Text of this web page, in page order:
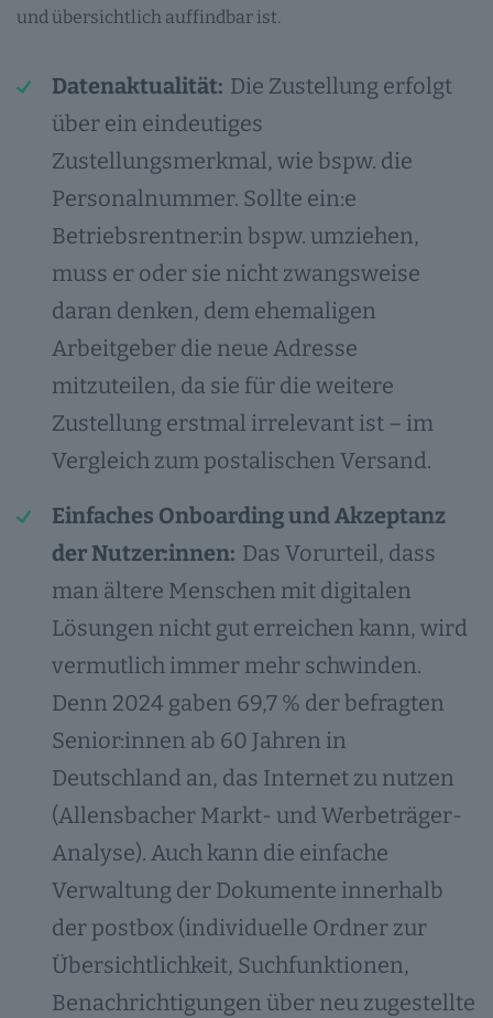
und übersichtlich auffindbar ist.
Datenaktualität: Die Zustellung erfolgt
über ein eindeutiges
Zustellungsmerkmal, wie bspw. die
Personalnummer. Sollte ein:e
Betriebsrentner:in bspw. umziehen,
muss er oder sie nicht zwangsweise
daran denken, dem ehemaligen
Arbeitgeber die neue Adresse
mitzuteilen, da sie für die weitere
Zustellung erstmal irrelevant ist – im
Vergleich zum postalischen Versand.
Einfaches Onboarding und Akzeptanz
der Nutzer:innen: Das Vorurteil, dass
man ältere Menschen mit digitalen
Lösungen nicht gut erreichen kann, wird
vermutlich immer mehr schwinden.
Denn 2024 gaben 69,7 % der befragten
Senior:innen ab 60 Jahren in
Deutschland an, das Internet zu nutzen
(Allensbacher Markt- und Werbeträger-
Analyse). Auch kann die einfache
Verwaltung der Dokumente innerhalb
der postbox (individuelle Ordner zur
Übersichtlichkeit, Suchfunktionen,
Benachrichtigungen über neu zugestellte